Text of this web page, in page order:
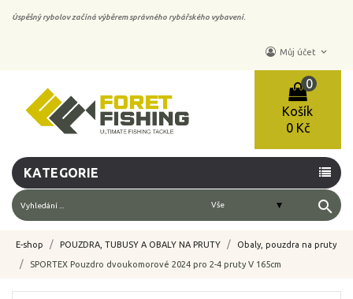
Úspěšný rybolov začíná výběrem správného rybářského vybavení.
Můj účet keyboard_arrow_down
Košík
0
0 Kč
KATEGORIE
search
E-shop POUZDRA, TUBUSY A OBALY NA PRUTY Obaly, pouzdra na pruty
SPORTEX Pouzdro dvoukomorové 2024 pro 2-4 pruty V 165cm